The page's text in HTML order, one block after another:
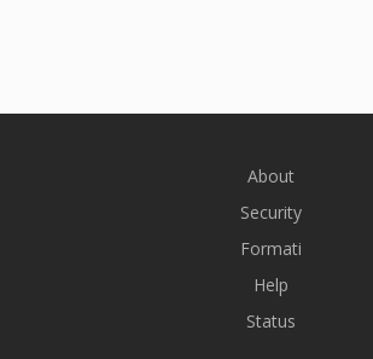
About
Security
Formati
Help
Status